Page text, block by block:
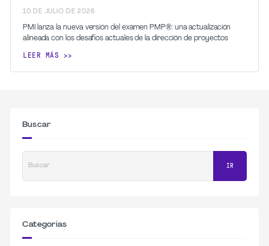
10 DE JULIO DE 2026
PMI lanza la nueva versión del examen PMP®: una actualización
alineada con los desafíos actuales de la dirección de proyectos
LEER MÁS
Buscar
Buscar IR
Categorias